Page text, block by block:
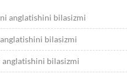
anglatishini bilasizmi
bilasizmi
bilasizmi